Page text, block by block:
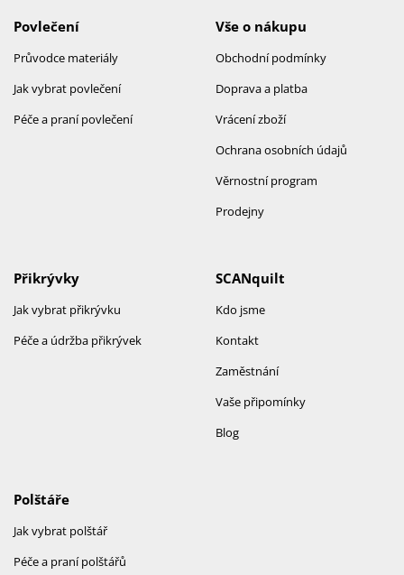
Povlečení
Průvodce materiály
Jak vybrat povlečení
Péče a praní povlečení
Vše o nákupu
Obchodní podmínky
Doprava a platba
Vrácení zboží
Ochrana osobních údajů
Věrnostní program
Prodejny
SCANquilt
Kdo jsme
Kontakt
Zaměstnání
Vaše připomínky
Blog
Přikrývky
Jak vybrat přikrývku
Péče a údržba přikrývek
Polštáře
Jak vybrat polštář
Péče a praní polštářů